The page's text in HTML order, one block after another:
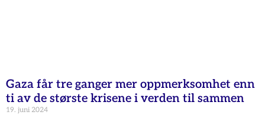
Gaza får tre ganger mer oppmerksomhet enn
ti av de største krisene i verden til sammen
19. juni 2024